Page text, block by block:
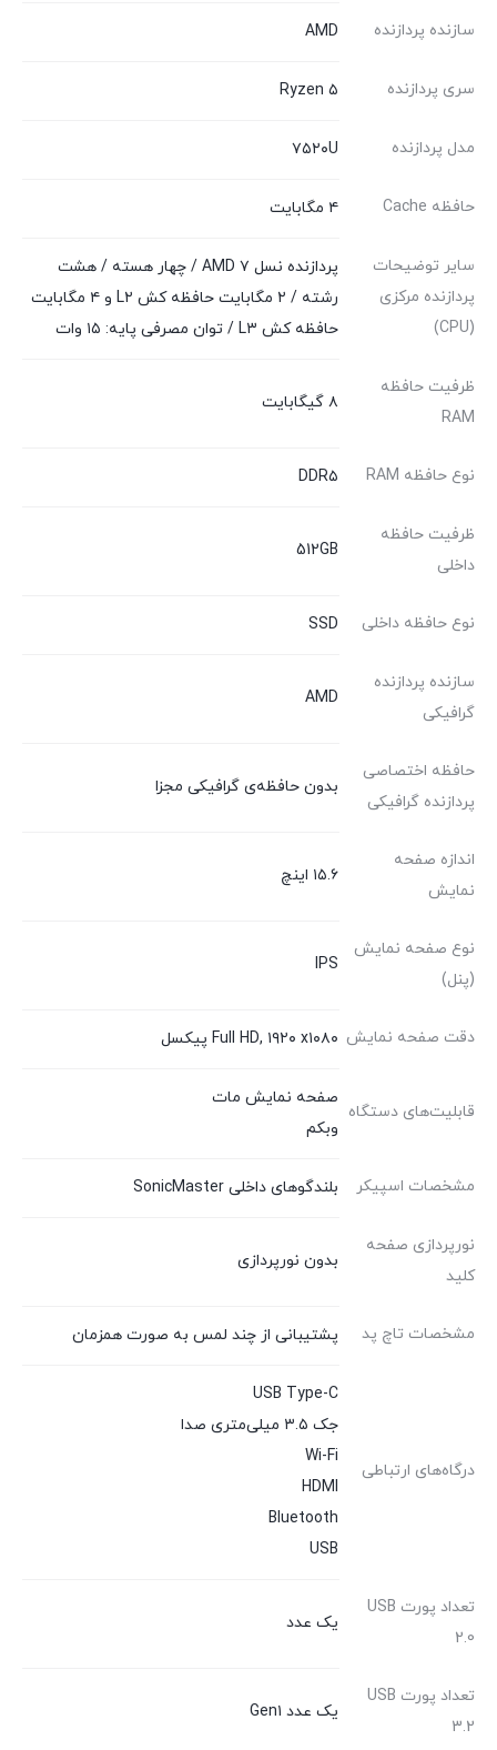
سازنده پردازنده AMD
سری پردازنده Ryzen ۵
مدل پردازنده ۷۵۲۰U
حافظه Cache ۴ مگابایت
سایر توضیحات
پردازنده مرکزی
(CPU)
پردازنده نسل ۷ AMD / چهار هسته / هشت
رشته / ۲ مگابایت حافظه کش L۲ و ۴ مگابایت
حافظه کش L۳ / توان مصرفی پایه: ۱۵ وات
ظرفیت حافظه
RAM
۸ گیگابایت
نوع حافظه RAM DDR۵
ظرفیت حافظه
داخلی
512GB
نوع حافظه داخلی SSD
سازنده پردازنده
گرافیکی
AMD
حافظه اختصاصی
پردازنده گرافیکی
بدون حافظه‌ی گرافیکی مجزا
اندازه صفحه
نمایش
۱۵.۶ اینچ
نوع صفحه نمایش
(پنل)
IPS
دقت صفحه نمایش Full HD, ۱۹۲۰ x۱۰۸۰ پیکسل
قابلیت‌های دستگاه
صفحه نمایش مات
وبکم
مشخصات اسپیکر بلندگوهای داخلی SonicMaster
نورپردازی صفحه
کلید
بدون نورپردازی
مشخصات تاچ پد پشتیبانی از چند لمس به صورت همزمان
درگاه‌های ارتباطی
USB Type-C
جک ۳.۵ میلی‌متری صدا
Wi-Fi
HDMI
Bluetooth
USB
تعداد پورت USB
2.0
یک عدد
تعداد پورت USB
3.2
یک عدد Gen۱